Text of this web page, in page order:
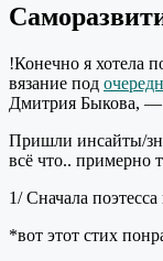
!Конечно я хотела
вязание под
Дмитрия Быкова, —
Пришли инсайты/
всё что.. примерно
1/ Сначала
*вот этот стих